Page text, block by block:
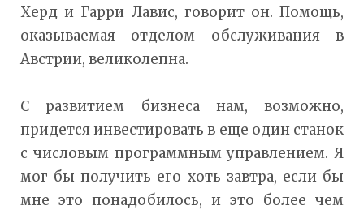
Херд и Гарри Лавис, говорит он. Помощь,
оказываемая отделом обслуживания в
Австрии, великолепна.
С развитием бизнеса нам, возможно,
придется инвестировать в еще один станок
с числовым программным управлением. Я
мог бы получить его хоть завтра, если бы
мне это понадобилось, и это более чем